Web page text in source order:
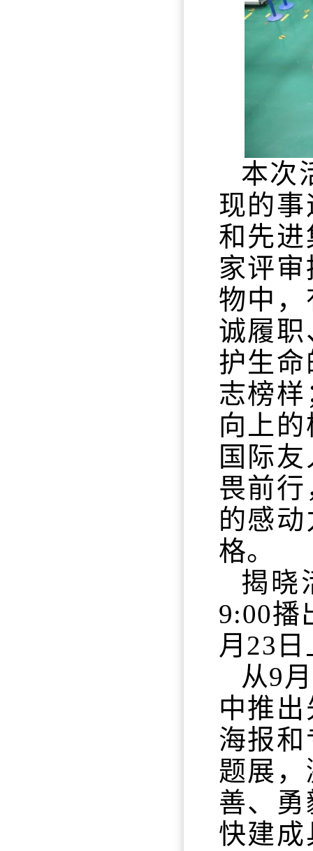
本次
现的
和先
家评
物中
诚履
护生
志榜
向上
国际
畏前
的感
格。
揭晓
9:00播
月23
从9
中推
海报
题展
善、
快建